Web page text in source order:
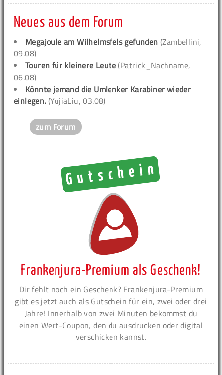
Neues aus dem Forum
Megajoule am Wilhelmsfels gefunden (Zambellini,
09.08)
Touren für kleinere Leute (Patrick_Nachname,
06.08)
Könnte jemand die Umlenker Karabiner wieder
einlegen. (YujiaLiu, 03.08)
zum Forum
Frankenjura-Premium als Geschenk!
Dir fehlt noch ein Geschenk? Frankenjura-Premium
gibt es jetzt auch als Gutschein für ein, zwei oder drei
Jahre! Innerhalb von zwei Minuten bekommst du
einen Wert-Coupon, den du ausdrucken oder digital
verschicken kannst.